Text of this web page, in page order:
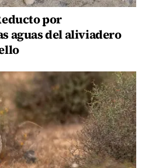
por
aguas del aliviadero